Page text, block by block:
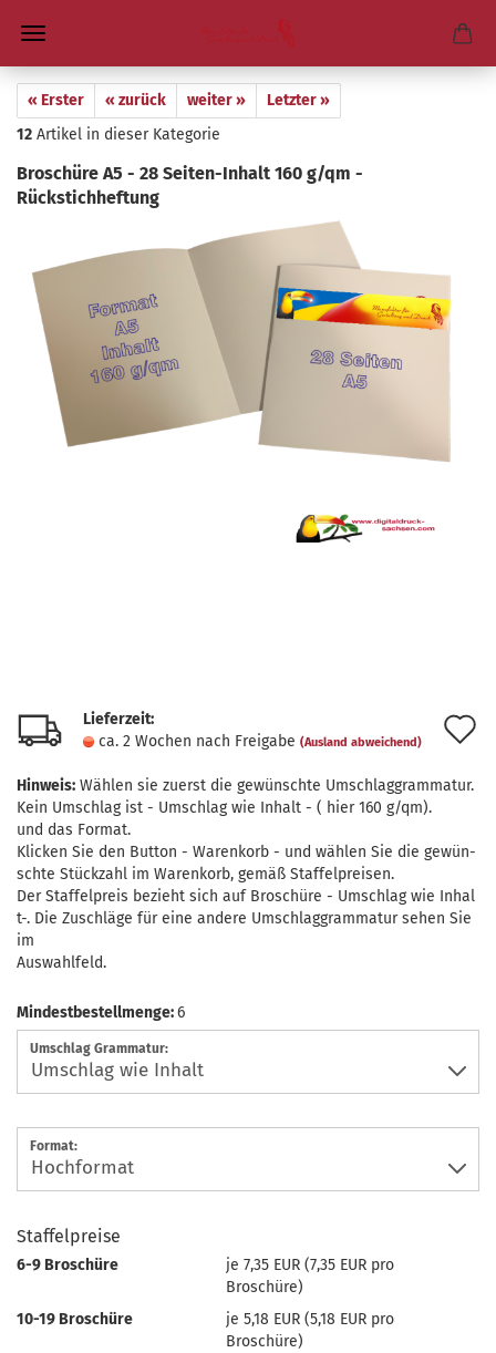
« Erster « zurück weiter »
Letzter »
12 Artikel in dieser Kategorie
Bro­schü­re A5 - 28 Seiten-​Inhalt 160 g/qm -​
Rückstichheftung
Lieferzeit:
ca. 2 Wochen nach Freigabe (Ausland abweichend)
Hinweis: Wählen sie zuerst die gewünschte Umschlaggrammatur.
Kein Umschlag ist - Umschlag wie Inhalt - ( hier 160 g/qm).
und das Format.
Klicken Sie den Button - Warenkorb - und wählen Sie die gewün-
schte Stückzahl im Warenkorb, gemäß Staffelpreisen.
Der Staffelpreis bezieht sich auf Broschüre - Umschlag wie Inhal
t-. Die Zuschläge für eine andere Umschlaggrammatur sehen Sie
im
Auswahlfeld.
Mindestbestellmenge:6
Umschlag Grammatur:
Format:
Staffelpreise
6-9 Broschüre
je 7,35 EUR (7,35 EUR pro
Broschüre)
10-19 Broschüre
je 5,18 EUR (5,18 EUR pro
Broschüre)